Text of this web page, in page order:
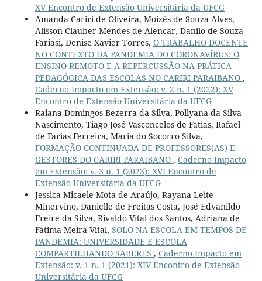
XV Encontro de Extensão Universitária da UFCG
Amanda Cariri de Oliveira, Moizés de Souza Alves,
Alisson Clauber Mendes de Alencar, Danilo de Souza
Fariasi, Denise Xavier Torres, O TRABALHO DOCENTE
NO CONTEXTO DA PANDEMIA DO CORONAVÍRUS: O
ENSINO REMOTO E A REPERCUSSÃO NA PRÁTICA
PEDAGÓGICA DAS ESCOLAS NO CARIRI PARAIBANO ,
Caderno Impacto em Extensão: v. 2 n. 1 (2022): XV
Encontro de Extensão Universitária da UFCG
Raiana Domingos Bezerra da Silva, Pollyana da Silva
Nascimento, Tiago José Vasconcelos de Fatias, Rafael
de Farias Ferreira, Maria do Socorro Silva,
FORMAÇÃO CONTINUADA DE PROFESSORES(AS) E
GESTORES DO CARIRI PARAIBANO , Caderno Impacto
em Extensão: v. 3 n. 1 (2023): XVI Encontro de
Extensão Universitária da UFCG
Jessica Micaele Mota de Araújo, Rayana Leite
Minervino, Danielle de Freitas Costa, José Edvanildo
Freire da Silva, Rivaldo Vital dos Santos, Adriana de
Fátima Meira Vital, SOLO NA ESCOLA EM TEMPOS DE
PANDEMIA: UNIVERSIDADE E ESCOLA
COMPARTILHANDO SABERES , Caderno Impacto em
Extensão: v. 1 n. 1 (2021): XIV Encontro de Extensão
Universitária da UFCG